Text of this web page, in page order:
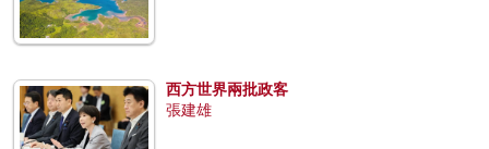
西方世界兩批政客
張建雄